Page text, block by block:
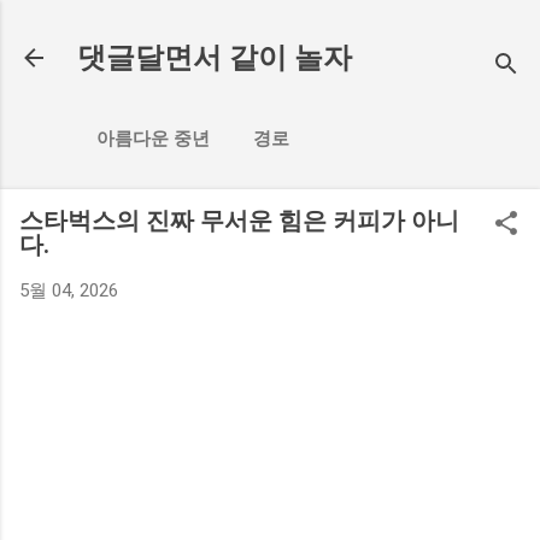
댓글달면서 같이 놀자
아름다운 중년 경로
스타벅스의 진짜 무서운 힘은 커피가 아니
다.
5월 04, 2026